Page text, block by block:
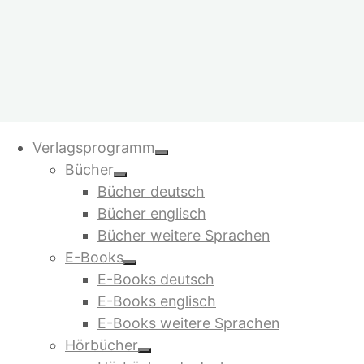
Inhalt
springen
Verlagsprogramm
Bücher
Bücher deutsch
Bücher englisch
Bücher weitere Sprachen
E-Books
E-Books deutsch
E-Books englisch
E-Books weitere Sprachen
Hörbücher
Bücher
deutscher
Beliebte Titel
Jetzt in der 4. Auflage:
Saruj. Stell dir vor, es gibt kein
von Bilbo Calvez